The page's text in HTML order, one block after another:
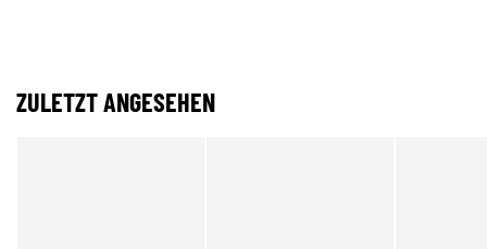
ZULETZT ANGESEHEN